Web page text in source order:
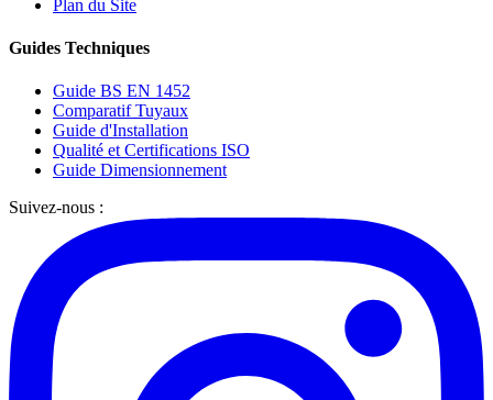
Plan du Site
Guides Techniques
Guide BS EN 1452
Comparatif Tuyaux
Guide d'Installation
Qualité et Certifications ISO
Guide Dimensionnement
Suivez-nous :